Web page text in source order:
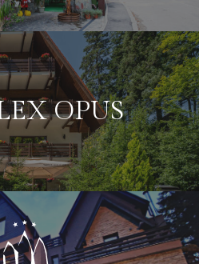
OPUS